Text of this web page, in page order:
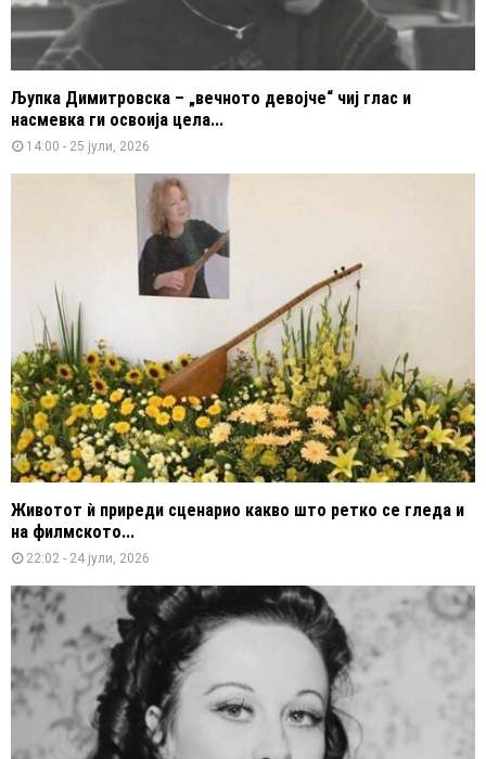
Љупка Димитровска – „вечното девојче“ чиј глас и
насмевка ги освоија цела...
14:00 - 25 јули, 2026
Животот ѝ приреди сценарио какво што ретко се гледа и
на филмското...
22:02 - 24 јули, 2026